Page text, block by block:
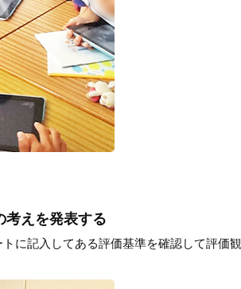
考えを発表する
に記入してある評価基準を確認して評